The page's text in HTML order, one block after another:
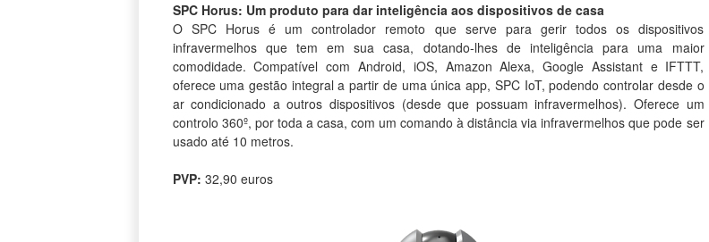
SPC Horus: Um produto para dar inteligência aos dispositivos de casa
O SPC Horus é um controlador remoto que serve para gerir todos os dispositivos
infravermelhos que tem em sua casa, dotando-lhes de inteligência para uma maior
comodidade. Compatível com Android, iOS, Amazon Alexa, Google Assistant e IFTTT,
oferece uma gestão integral a partir de uma única app, SPC IoT, podendo controlar desde o
ar condicionado a outros dispositivos (desde que possuam infravermelhos). Oferece um
controlo 360º, por toda a casa, com um comando à distância via infravermelhos que pode ser
usado até 10 metros.
PVP: 32,90 euros